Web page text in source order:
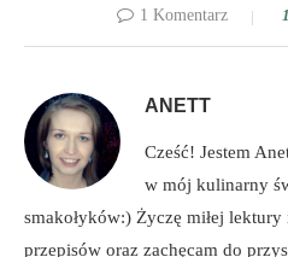
1 Komentarz 1
ANETT
Cześć! Jestem
w mój kulinarny
smakołyków:) Życzę miłej
przepisów oraz zachęcam do